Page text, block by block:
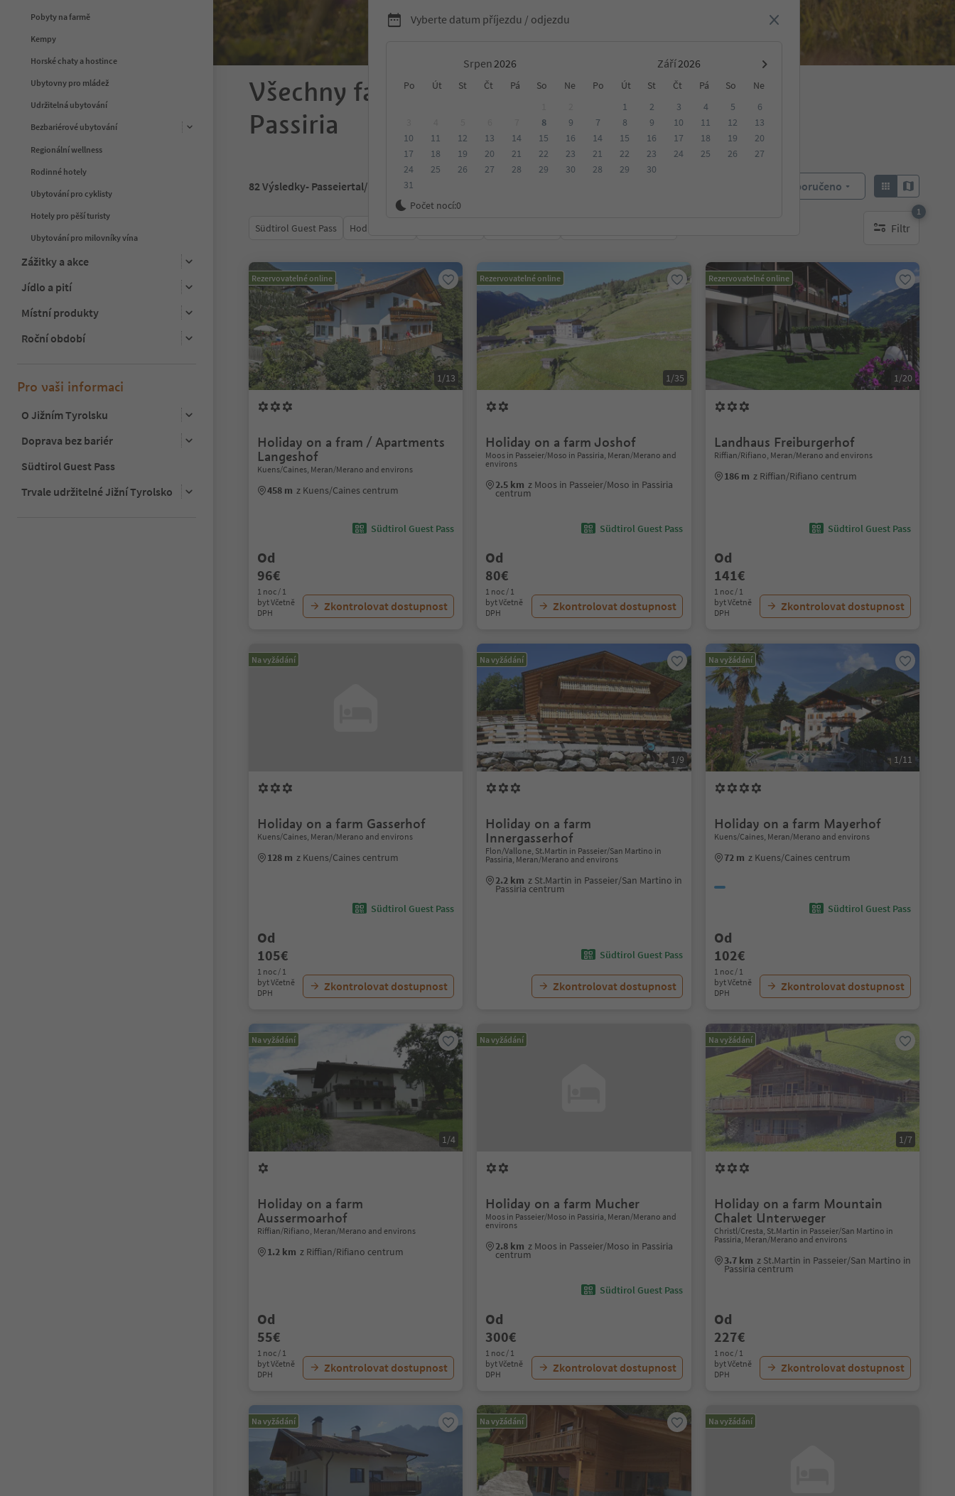
Pobyty na farmě
Kempy
Horské chaty a hostince
Ubytovny pro mládež
Udržitelná ubytování
Bezbariérové ubytování
Regionální wellness
Rodinné hotely
Ubytování pro cyklisty
Hotely pro pěší turisty
Ubytování pro milovníky vína
Zážitky a akce
Jídlo a pití
Místní produkty
Roční období
Pro vaši informaci
O Jižním Tyrolsku
Doprava bez bariér
Südtirol Guest Pass
Trvale udržitelné Jižní Tyrolsko
Vyberte datum příjezdu / odjezdu
Srpen Září
Po Út St Čt Pá So Ne Po Út St Čt Pá So
Ne
8
9
10
11 12 13 14 15
16
17
18 19 20 21 22
23
24
25 26 27 28 29
30
31
1 2 3 4 5
6
7
8 9 10 11 12
13
14
15 16 17 18 19
20
21
22 23 24 25 26
27
28
29 30
Počet nocí:0
Všechny farmy v Passeiertal/Val
Passiria
82Výsledky- Passeiertal/Val Passiria Doporučeno
Südtirol Guest Pass Hodnocení Filtr
1
1 aktywny filtr
Rezervovatelné online
1/13
Holiday on a fram / Apartments
Langeshof
Kuens/Caines, Meran/Merano and environs
458 m z Kuens/Caines centrum
Südtirol Guest Pass
Od
96€
1 noc / 1
byt Včetně
DPH
Zkontrolovat dostupnost
Rezervovatelné online
1/35
Holiday on a farm Joshof
Moos in Passeier/Moso in Passiria, Meran/Merano and
environs
2.5 km z Moos in Passeier/Moso in Passiria
centrum
Südtirol Guest Pass
Od
80€
1 noc / 1
byt Včetně
DPH
Zkontrolovat dostupnost
Rezervovatelné online
1/20
Landhaus Freiburgerhof
Riffian/Rifiano, Meran/Merano and environs
186 m z Riffian/Rifiano centrum
Südtirol Guest Pass
Od
141€
1 noc / 1
byt Včetně
DPH
Zkontrolovat dostupnost
Na vyžádání
Holiday on a farm Gasserhof
Kuens/Caines, Meran/Merano and environs
128 m z Kuens/Caines centrum
Südtirol Guest Pass
Od
105€
1 noc / 1
byt Včetně
DPH
Zkontrolovat dostupnost
Na vyžádání
1/9
Holiday on a farm
Innergasserhof
Flon/Vallone, St.Martin in Passeier/San Martino in
Passiria, Meran/Merano and environs
2.2 km z St.Martin in Passeier/San Martino in
Passiria centrum
Südtirol Guest Pass
Zkontrolovat dostupnost
Na vyžádání
1/11
Holiday on a farm Mayerhof
Kuens/Caines, Meran/Merano and environs
72 m z Kuens/Caines centrum
Südtirol Guest Pass
Od
102€
1 noc / 1
byt Včetně
DPH
Zkontrolovat dostupnost
Na vyžádání
1/4
Holiday on a farm
Aussermoarhof
Riffian/Rifiano, Meran/Merano and environs
1.2 km z Riffian/Rifiano centrum
Od
55€
1 noc / 1
byt Včetně
DPH
Zkontrolovat dostupnost
Na vyžádání
Holiday on a farm Mucher
Moos in Passeier/Moso in Passiria, Meran/Merano and
environs
2.8 km z Moos in Passeier/Moso in Passiria
centrum
Südtirol Guest Pass
Od
300€
1 noc / 1
byt Včetně
DPH
Zkontrolovat dostupnost
Na vyžádání
1/7
Holiday on a farm Mountain
Chalet Unterweger
Christl/Cresta, St.Martin in Passeier/San Martino in
Passiria, Meran/Merano and environs
3.7 km z St.Martin in Passeier/San Martino in
Passiria centrum
Od
227€
1 noc / 1
byt Včetně
DPH
Zkontrolovat dostupnost
Na vyžádání Na vyžádání Na vyžádání